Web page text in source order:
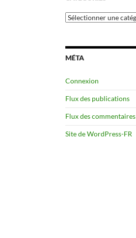
Catégories
MÉTA
Connexion
Flux des publications
Flux des commentaires
Site de WordPress-FR